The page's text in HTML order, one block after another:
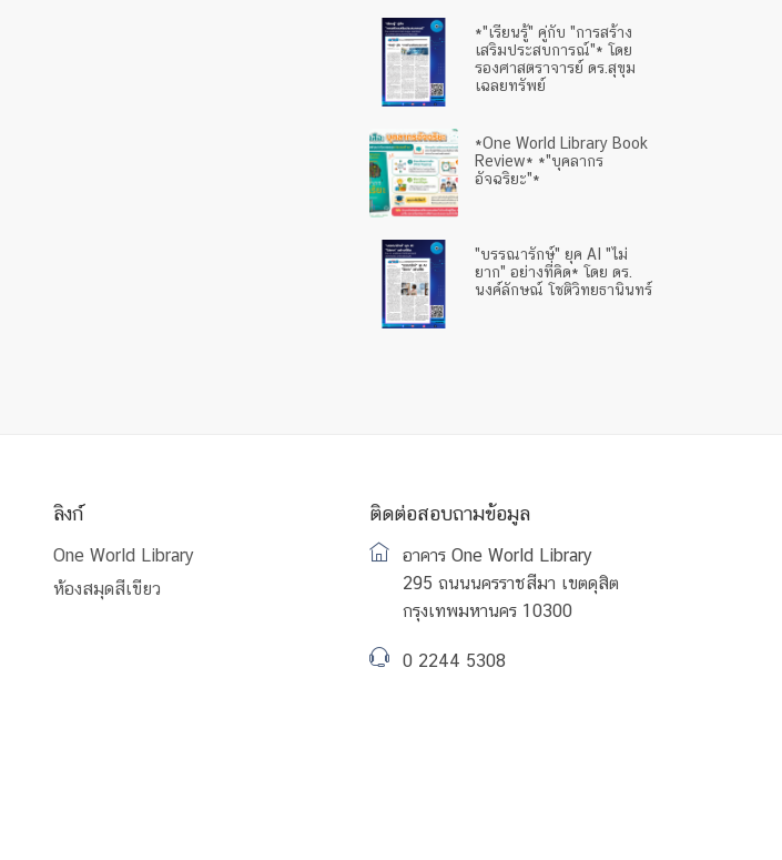
*"เรียนรู้" คู่กับ "การสร้าง
เสริมประสบการณ์"* โดย
รองศาสตราจารย์ ดร.สุขุม
เฉลยทรัพย์
*One World Library Book
Review* *"บุคลากร
อัจฉริยะ"*
"บรรณารักษ์" ยุค AI "ไม่
ยาก" อย่างที่คิด* โดย ดร.
นงค์ลักษณ์ โชติวิทยธานินทร์
ลิงก์
One World Library
ห้องสมุดสีเขียว
ติดต่อสอบถามข้อมูล
อาคาร One World Library
295 ถนนนครราชสีมา เขตดุสิต
กรุงเทพมหานคร 10300
0 2244 5308